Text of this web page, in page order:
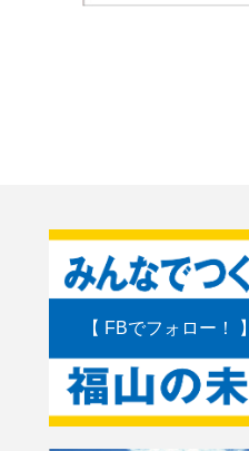
【 FBでフォロー！ 】